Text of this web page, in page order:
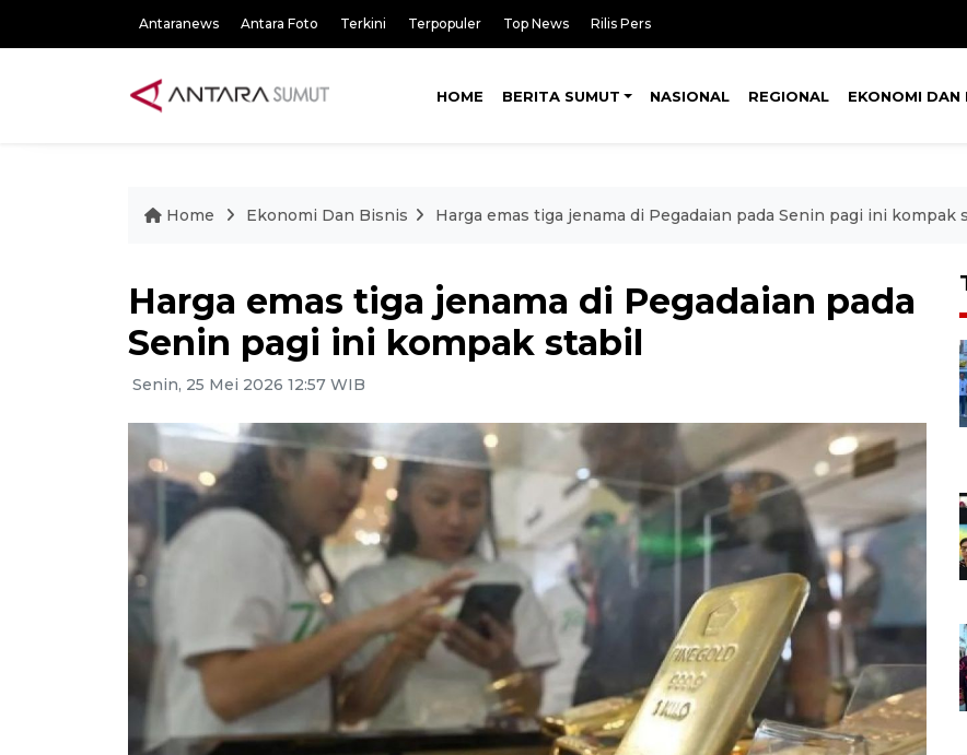
Antaranews Antara Foto Terkini Terpopuler Top News Rilis Pers
HOME BERITA SUMUT NASIONAL REGIONAL EKONOMI DAN
Home Ekonomi Dan Bisnis Harga emas tiga jenama di Pegadaian pada Senin pagi ini kompak
Harga emas tiga jenama di Pegadaian pada
Senin pagi ini kompak stabil
Senin, 25 Mei 2026 12:57 WIB